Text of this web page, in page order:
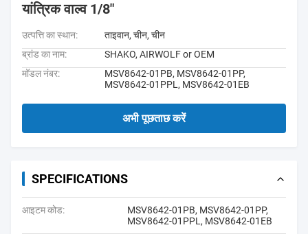
यांत्रिक वाल्व 1/8"
उत्पत्ति का स्थान:
ताइवान, चीन, चीन
ब्रांड का नाम:
SHAKO, AIRWOLF or OEM
मॉडल नंबर:
MSV8642-01PB, MSV8642-01PP,
MSV8642-01PPL, MSV8642-01EB
अभी पूछताछ करें
SPECIFICATIONS
आइटम कोड:
MSV8642-01PB, MSV8642-01PP,
MSV8642-01PPL, MSV8642-01EB